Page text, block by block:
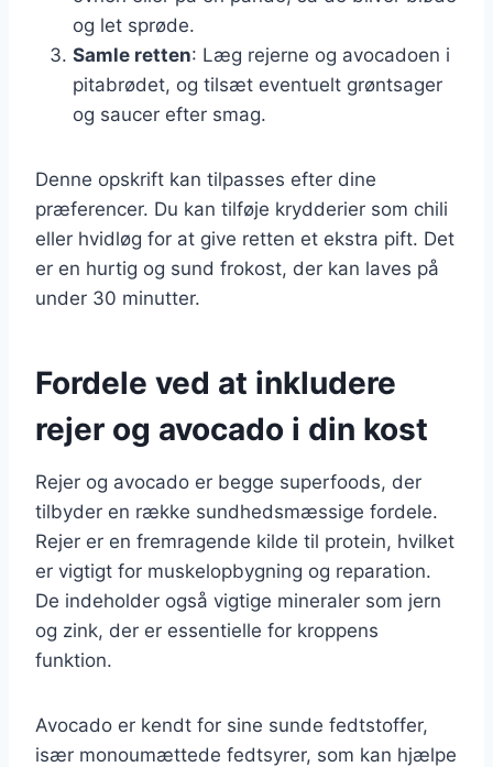
og let sprøde.
Samle retten: Læg rejerne og avocadoen i
pitabrødet, og tilsæt eventuelt grøntsager
og saucer efter smag.
Denne opskrift kan tilpasses efter dine
præferencer. Du kan tilføje krydderier som chili
eller hvidløg for at give retten et ekstra pift. Det
er en hurtig og sund frokost, der kan laves på
under 30 minutter.
Fordele ved at inkludere
rejer og avocado i din kost
Rejer og avocado er begge superfoods, der
tilbyder en række sundhedsmæssige fordele.
Rejer er en fremragende kilde til protein, hvilket
er vigtigt for muskelopbygning og reparation.
De indeholder også vigtige mineraler som jern
og zink, der er essentielle for kroppens
funktion.
Avocado er kendt for sine sunde fedtstoffer,
især monoumættede fedtsyrer, som kan hjælpe